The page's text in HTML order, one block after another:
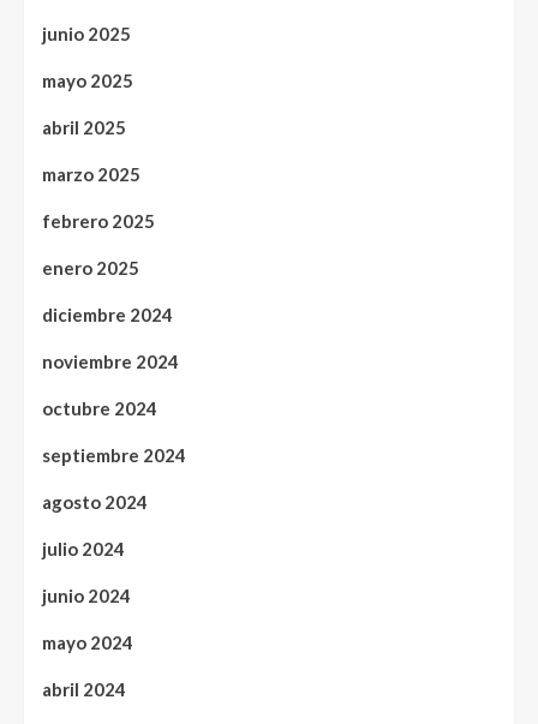
junio 2025
mayo 2025
abril 2025
marzo 2025
febrero 2025
enero 2025
diciembre 2024
noviembre 2024
octubre 2024
septiembre 2024
agosto 2024
julio 2024
junio 2024
mayo 2024
abril 2024